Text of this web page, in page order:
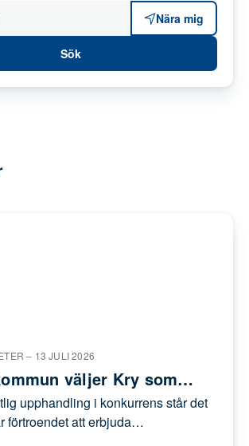
–13 JULI 2026
väljer Kry som